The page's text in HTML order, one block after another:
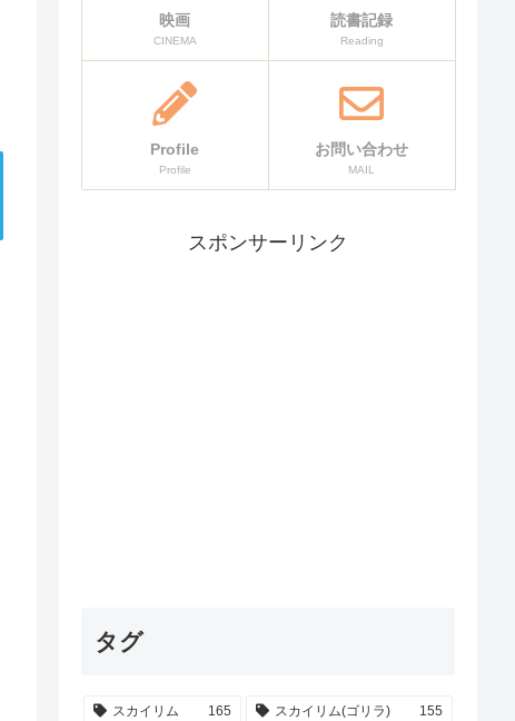
映画
CINEMA
読書記録
Reading
Profile
Profile
お問い合わせ
MAIL
スポンサーリンク
タグ
スカイリム 165 スカイリム(ゴリラ) 155